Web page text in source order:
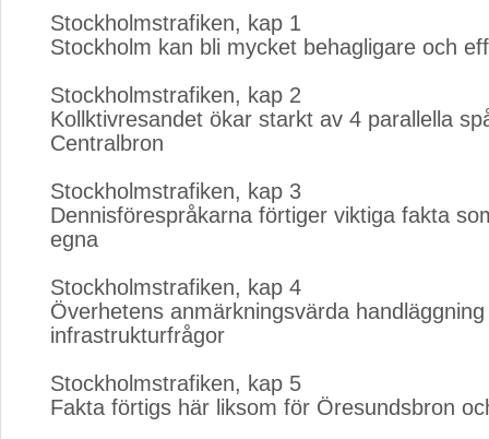
Stockholmstrafiken, kap 1
Stockholm kan bli mycket behagligare och
Stockholmstrafiken, kap 2
Kollktivresandet ökar starkt av 4 parallella
Centralbron
Stockholmstrafiken, kap 3
Dennisförespråkarna förtiger viktiga fakta
egna
Stockholmstrafiken, kap 4
Överhetens anmärkningsvärda
infrastrukturfrågor
Stockholmstrafiken, kap 5
Fakta förtigs här liksom för Öresundsbron